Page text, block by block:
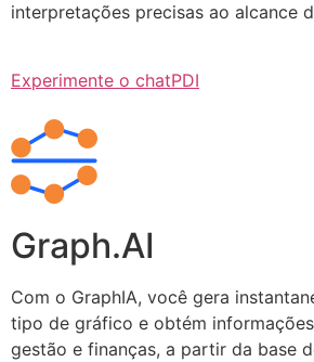
interpretações precisas ao alcance
Experimente o chatPDI
Graph.AI
Com o GraphIA, você gera
tipo de gráfico e obtém
gestão e finanças, a partir da base